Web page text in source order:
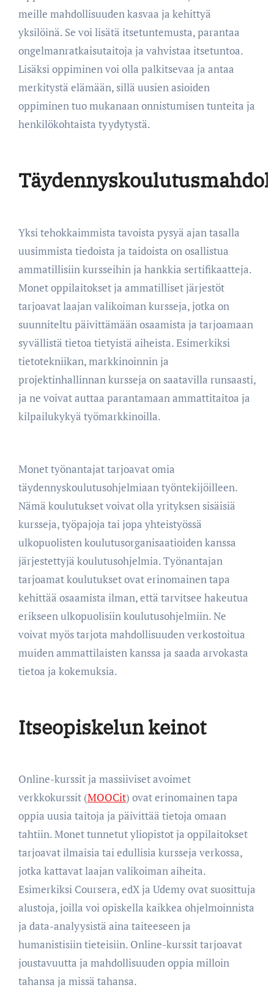
meille mahdollisuuden kasvaa ja kehittyä
yksilöinä. Se voi lisätä itsetuntemusta, parantaa
ongelmanratkaisutaitoja ja vahvistaa itsetuntoa.
Lisäksi oppiminen voi olla palkitsevaa ja antaa
merkitystä elämään, sillä uusien asioiden
oppiminen tuo mukanaan onnistumisen tunteita ja
henkilökohtaista tyydytystä.
Yksi tehokkaimmista tavoista pysyä ajan tasalla
uusimmista tiedoista ja taidoista on osallistua
ammatillisiin kursseihin ja hankkia sertifikaatteja.
Monet oppilaitokset ja ammatilliset järjestöt
tarjoavat laajan valikoiman kursseja, jotka on
suunniteltu päivittämään osaamista ja tarjoamaan
syvällistä tietoa tietyistä aiheista. Esimerkiksi
tietotekniikan, markkinoinnin ja
projektinhallinnan kursseja on saatavilla runsaasti,
ja ne voivat auttaa parantamaan ammattitaitoa ja
kilpailukykyä työmarkkinoilla.
Monet työnantajat tarjoavat omia
täydennyskoulutusohjelmiaan työntekijöilleen.
Nämä koulutukset voivat olla yrityksen sisäisiä
kursseja, työpajoja tai jopa yhteistyössä
ulkopuolisten koulutusorganisaatioiden kanssa
järjestettyjä koulutusohjelmia. Työnantajan
tarjoamat koulutukset ovat erinomainen tapa
kehittää osaamista ilman, että tarvitsee hakeutua
erikseen ulkopuolisiin koulutusohjelmiin. Ne
voivat myös tarjota mahdollisuuden verkostoitua
muiden ammattilaisten kanssa ja saada arvokasta
tietoa ja kokemuksia.
Itseopiskelun keinot
Online-kurssit ja massiiviset avoimet
verkkokurssit (MOOCit) ovat erinomainen tapa
oppia uusia taitoja ja päivittää tietoja omaan
tahtiin. Monet tunnetut yliopistot ja oppilaitokset
tarjoavat ilmaisia tai edullisia kursseja verkossa,
jotka kattavat laajan valikoiman aiheita.
Esimerkiksi Coursera, edX ja Udemy ovat suosittuja
alustoja, joilla voi opiskella kaikkea ohjelmoinnista
ja data-analyysistä aina taiteeseen ja
humanistisiin tieteisiin. Online-kurssit tarjoavat
joustavuutta ja mahdollisuuden oppia milloin
tahansa ja missä tahansa.